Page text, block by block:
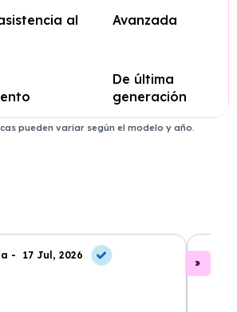
al
Avanzada
De última
generación
pueden variar según el modelo y año.
- 17 Jul, 2026